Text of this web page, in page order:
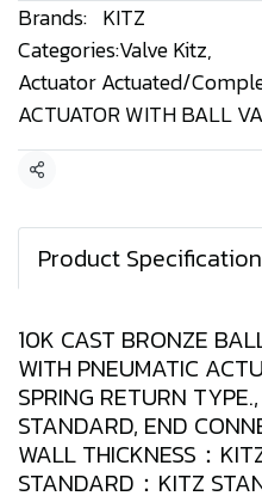
Brands: KITZ
Categories:Valve Kitz,
Actuator Actuated/
ACTUATOR WITH BALL
Share
Product Specification
10K CAST BRONZE
WITH PNEUMATIC
SPRING RETURN
STANDARD, END
WALL THICKNESS：
STANDARD：KITZ